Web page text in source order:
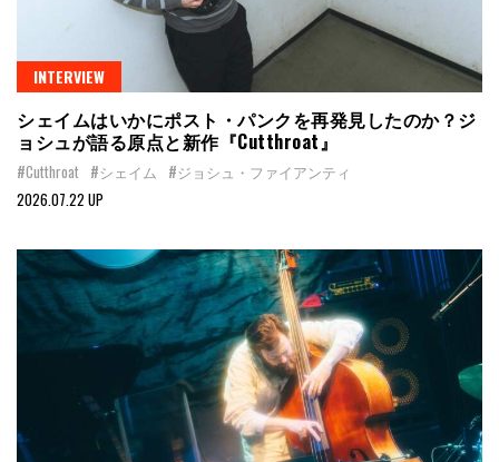
INTERVIEW
シェイムはいかにポスト・パンクを再発見したのか？ジ
ョシュが語る原点と新作『Cutthroat』
#Cutthroat #シェイム #ジョシュ・ファイアンティ
2026.07.22 UP